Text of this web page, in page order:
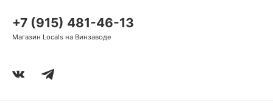
+7 (915) 481-46-13
Магазин Locals на Винзаводе